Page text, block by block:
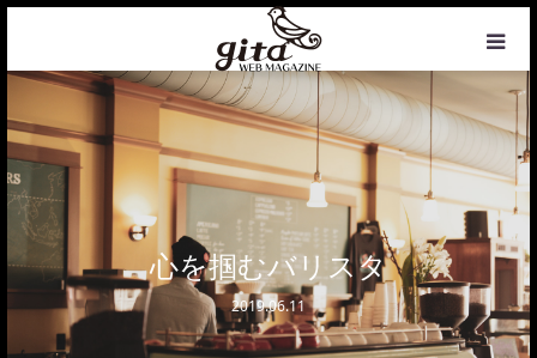
心を掴むバリスタ
2019.06.11
HOME
NEWS
WEB MAGAZINE
COFFEE